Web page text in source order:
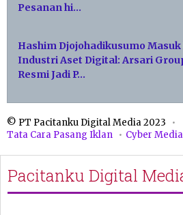
Pesanan hi…
Hashim Djojohadikusumo Masuk
Industri Aset Digital: Arsari
Resmi Jadi P…
© PT Pacitanku Digital Media 2023
Tata Cara Pasang Iklan
Cyber
Pacitanku Digital